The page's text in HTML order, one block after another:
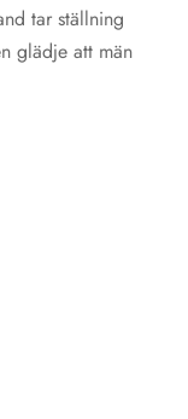
tar ställning
glädje att män